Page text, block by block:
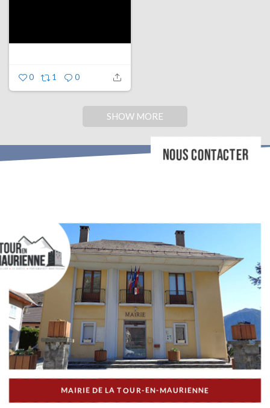
0 1 0
SHOW MORE
NOUS CONTACTER
MAIRIE DE LA TOUR-EN-MAURIENNE